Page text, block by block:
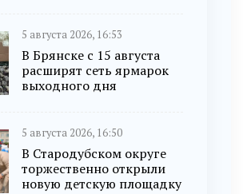
5 августа 2026, 16:53
В Брянске с 15 августа
расширят сеть ярмарок
выходного дня
5 августа 2026, 16:50
В Стародубском округе
торжественно открыли
новую детскую площадку